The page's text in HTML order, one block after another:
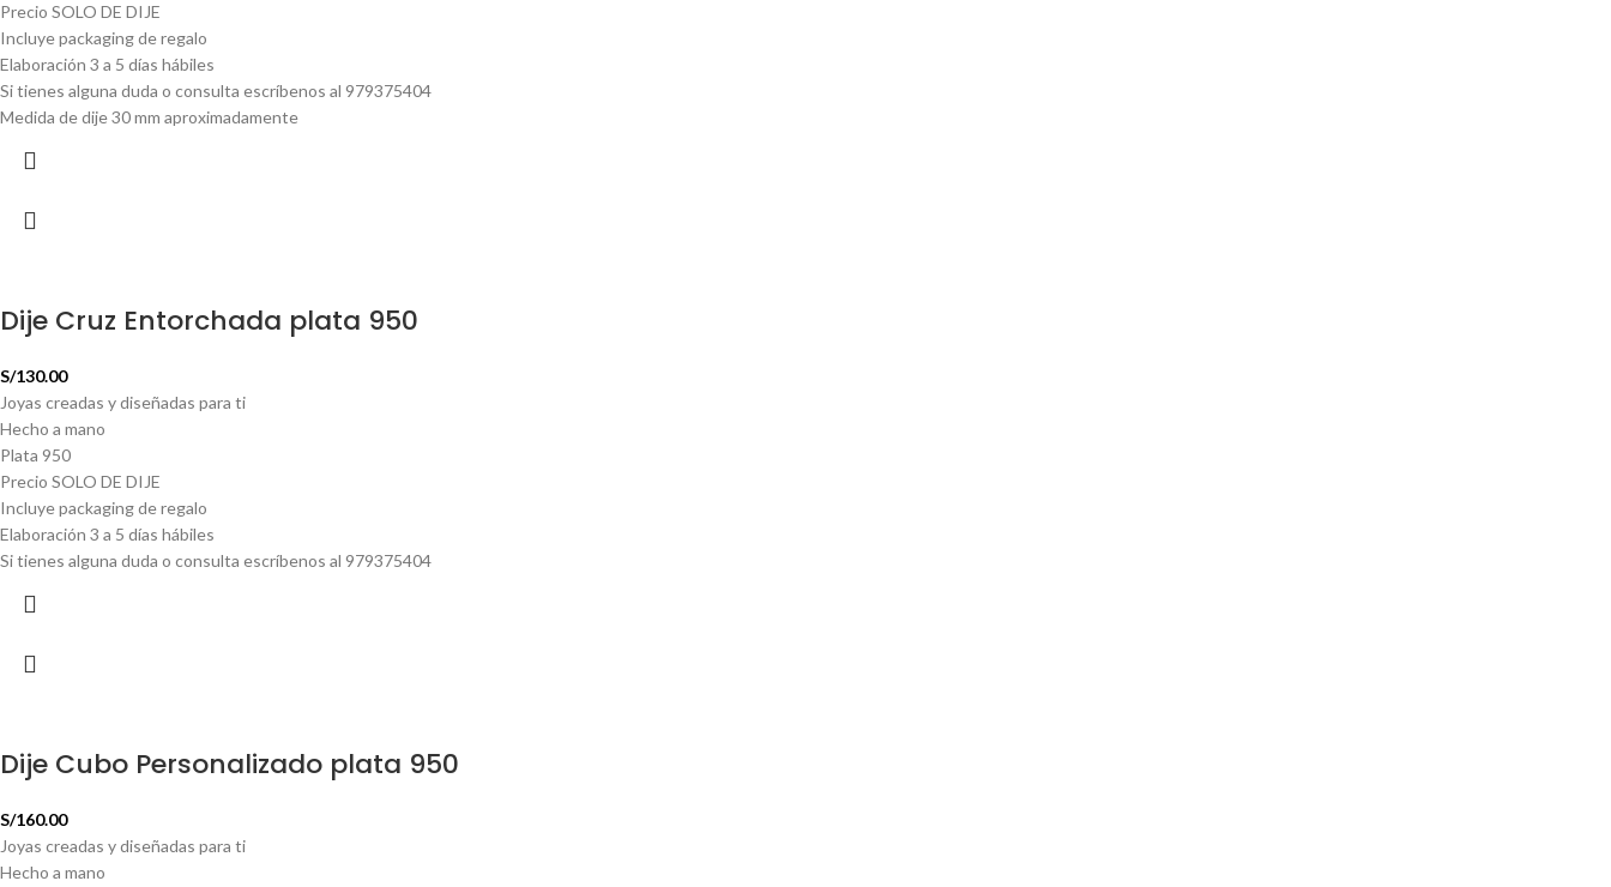
Precio SOLO DE DIJE
Incluye packaging de regalo
Elaboración 3 a 5 días hábiles
Si tienes alguna duda o consulta escríbenos al 979375404
Medida de dije 30 mm aproximadamente
Dije Cruz Entorchada plata 950
S/130.00
Joyas creadas y diseñadas para ti
Hecho a mano
Plata 950
Precio SOLO DE DIJE
Incluye packaging de regalo
Elaboración 3 a 5 días hábiles
Si tienes alguna duda o consulta escríbenos al 979375404
Dije Cubo Personalizado plata 950
S/160.00
Joyas creadas y diseñadas para ti
Hecho a mano